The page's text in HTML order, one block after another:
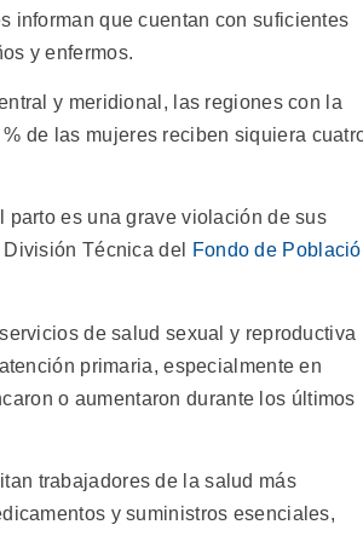
informan que cuentan con suficientes
y enfermos.
y meridional, las regiones con la
de las mujeres reciben siquiera
parto es una grave violación de sus
Técnica del
Fondo de
de salud sexual y reproductiva
primaria, especialmente en
o aumentaron durante los últimos
trabajadores de la salud más
y suministros esenciales,